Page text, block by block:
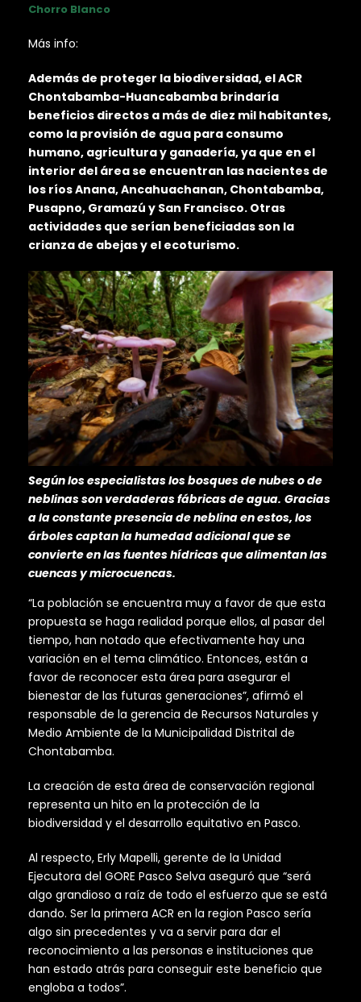
Chorro Blanco
Más info:
Además de proteger la biodiversidad, el ACR
Chontabamba-Huancabamba brindaría
beneficios directos a más de diez mil habitantes,
como la provisión de agua para consumo
humano, agricultura y ganadería, ya que en el
interior del área se encuentran las nacientes de
los ríos Anana, Ancahuachanan, Chontabamba,
Pusapno, Gramazú y San Francisco. Otras
actividades que serían beneficiadas son la
crianza de abejas y el ecoturismo.
Según los especialistas los bosques de nubes o de
neblinas son verdaderas fábricas de agua. Gracias
a la constante presencia de neblina en estos, los
árboles captan la humedad adicional que se
convierte en las fuentes hídricas que alimentan las
cuencas y microcuencas.
“La población se encuentra muy a favor de que esta
propuesta se haga realidad porque ellos, al pasar del
tiempo, han notado que efectivamente hay una
variación en el tema climático. Entonces, están a
favor de reconocer esta área para asegurar el
bienestar de las futuras generaciones”, afirmó el
responsable de la gerencia de Recursos Naturales y
Medio Ambiente de la Municipalidad Distrital de
Chontabamba.
La creación de esta área de conservación regional
representa un hito en la protección de la
biodiversidad y el desarrollo equitativo en Pasco.
Al respecto, Erly Mapelli, gerente de la Unidad
Ejecutora del GORE Pasco Selva aseguró que “será
algo grandioso a raíz de todo el esfuerzo que se está
dando. Ser la primera ACR en la region Pasco sería
algo sin precedentes y va a servir para dar el
reconocimiento a las personas e instituciones que
han estado atrás para conseguir este beneficio que
engloba a todos”.